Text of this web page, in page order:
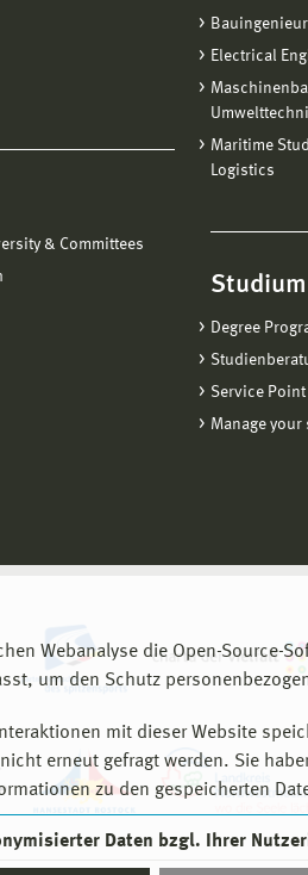
Webanalyse die Open-Source-
um den Schutz
mit dieser Website
erneut gefragt werden. Sie
zu den gespeicherten
Daten bzgl. Ihrer
& Committees
Electrical
Maritime
Logistics
Studium
Degree
Service Point
Manage your